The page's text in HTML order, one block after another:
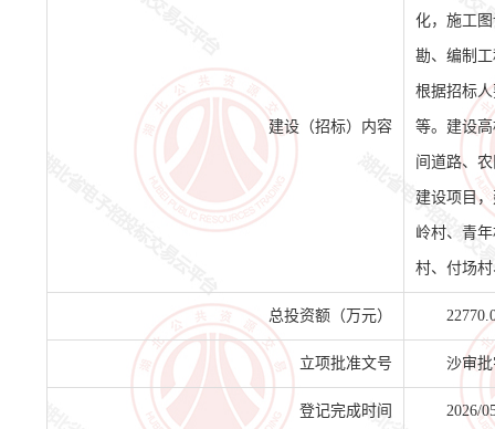
建设（招标）内容
化，施工
勘、编制
根据招标
等。建设
间道路、
建设项目
岭村、青
村、付场
总投资额（万元）
立项批准文号 沙审批
登记完成时间 2026/